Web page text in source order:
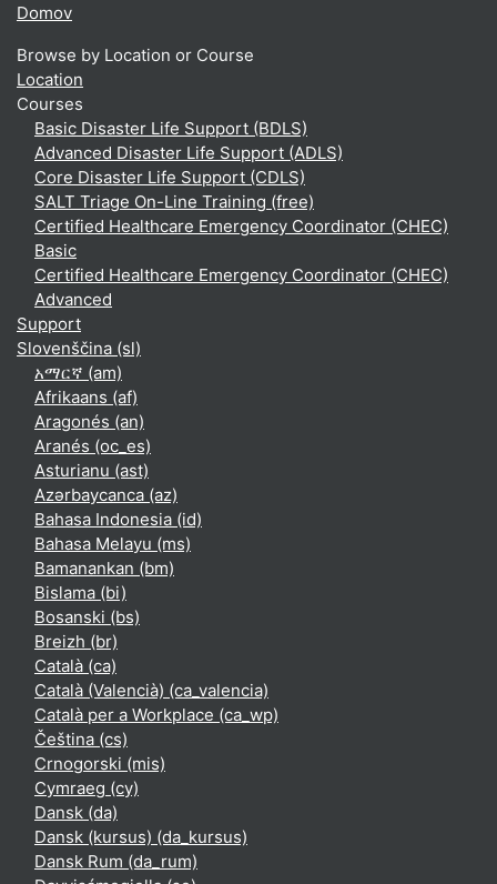
Domov
Browse by Location or Course
Location
Courses
Basic Disaster Life Support (BDLS)
Advanced Disaster Life Support (ADLS)
Core Disaster Life Support (CDLS)
SALT Triage On-Line Training (free)
Certified Healthcare Emergency Coordinator (CHEC)
Basic
Certified Healthcare Emergency Coordinator (CHEC)
Advanced
Support
Slovenščina ‎(sl)‎
አማርኛ ‎(am)‎
Afrikaans ‎(af)‎
Aragonés ‎(an)‎
Aranés ‎(oc_es)‎
Asturianu ‎(ast)‎
Azərbaycanca ‎(az)‎
Bahasa Indonesia ‎(id)‎
Bahasa Melayu ‎(ms)‎
Bamanankan ‎(bm)‎
Bislama ‎(bi)‎
Bosanski ‎(bs)‎
Breizh ‎(br)‎
Català ‎(ca)‎
Català (Valencià) ‎(ca_valencia)‎
Català per a Workplace ‎(ca_wp)‎
Čeština ‎(cs)‎
Crnogorski ‎(mis)‎
Cymraeg ‎(cy)‎
Dansk ‎(da)‎
Dansk (kursus) ‎(da_kursus)‎
Dansk Rum ‎(da_rum)‎